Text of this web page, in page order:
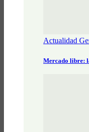
Actualidad
Mercado libre: